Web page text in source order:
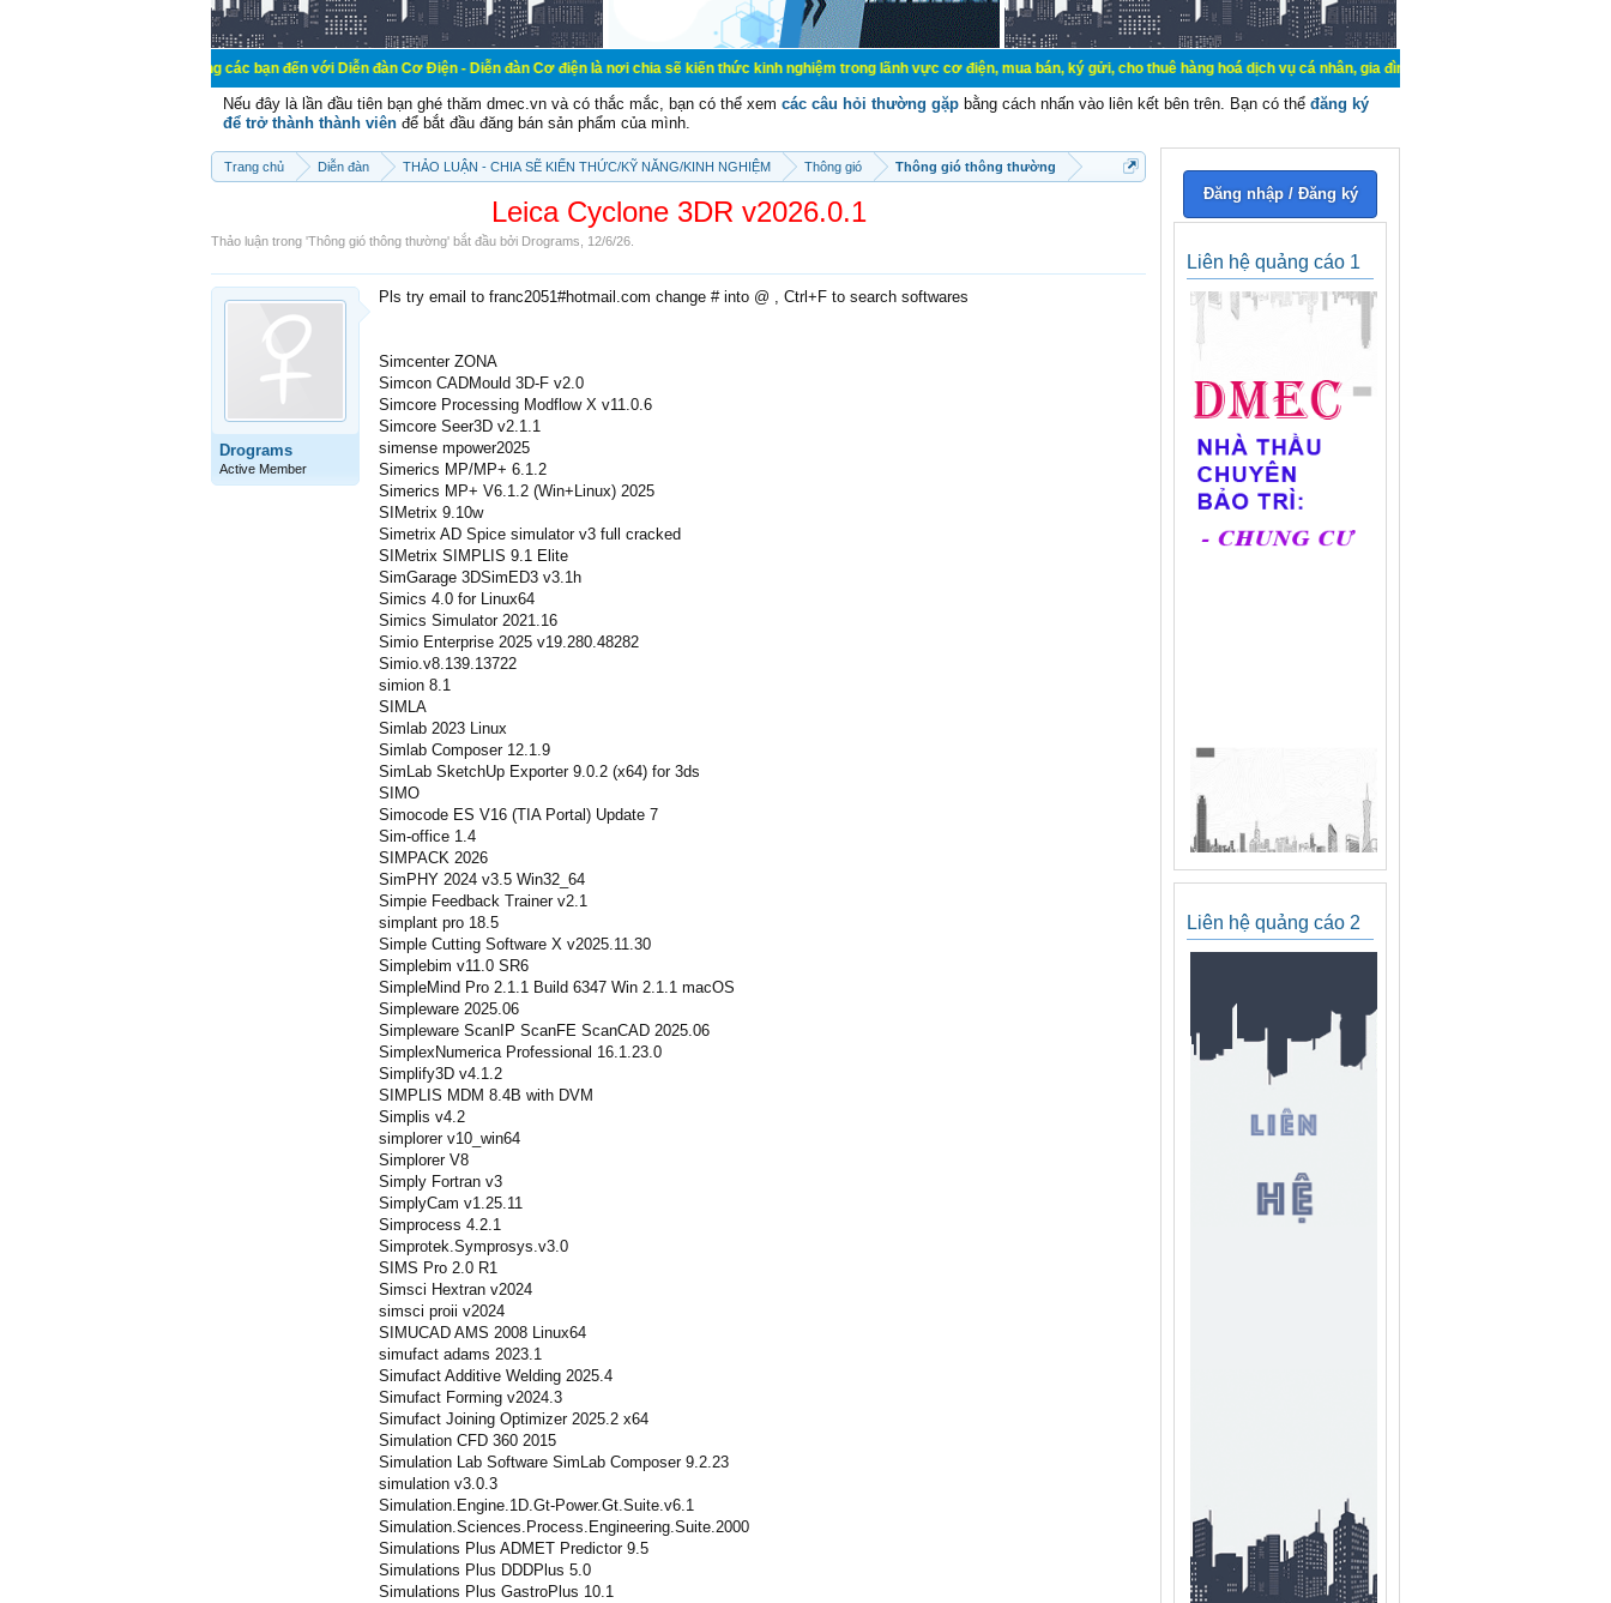
Chào mừng các bạn đến với Diễn đàn Cơ Điện - Diễn đàn Cơ điện là nơi chia sẽ kiến thức kinh nghiệm trong lãnh vực cơ điện, mua bán, ký gửi, cho thuê hàng hoá dịch vụ cá nhân, gia đình. Mua bán, ký gửi, cho thuê thiết bị hệ
Nếu đây là lần đầu tiên bạn ghé thăm dmec.vn và có thắc mắc, bạn có thể xem các câu hỏi thường gặp bằng cách nhấn vào liên kết bên trên. Bạn có thể đăng ký
để trở thành thành viên để bắt đầu đăng bán sản phẩm của mình.
Trang chủ Diễn đàn THẢO LUẬN - CHIA SẼ KIẾN THỨC/KỸ NĂNG/KINH NGHIỆM Thông gió Thông gió thông thường
Leica Cyclone 3DR v2026.0.1
Thảo luận trong 'Thông gió thông thường' bắt đầu bởi Drograms 12/6/26
Drograms
Active Member
Pls try email to franc2051#hotmail.com change # into @ , Ctrl+F to search softwares
Simcenter ZONA
Simcon CADMould 3D-F v2.0
Simcore Processing Modflow X v11.0.6
Simcore Seer3D v2.1.1
simense mpower2025
Simerics MP/MP+ 6.1.2
Simerics MP+ V6.1.2 (Win+Linux) 2025
SIMetrix 9.10w
Simetrix AD Spice simulator v3 full cracked
SIMetrix SIMPLIS 9.1 Elite
SimGarage 3DSimED3 v3.1h
Simics 4.0 for Linux64
Simics Simulator 2021.16
Simio Enterprise 2025 v19.280.48282
Simio.v8.139.13722
simion 8.1
SIMLA
Simlab 2023 Linux
Simlab Composer 12.1.9
SimLab SketchUp Exporter 9.0.2 (x64) for 3ds
SIMO
Simocode ES V16 (TIA Portal) Update 7
Sim-office 1.4
SIMPACK 2026
SimPHY 2024 v3.5 Win32_64
Simpie Feedback Trainer v2.1
simplant pro 18.5
Simple Cutting Software X v2025.11.30
Simplebim v11.0 SR6
SimpleMind Pro 2.1.1 Build 6347 Win 2.1.1 macOS
Simpleware 2025.06
Simpleware ScanIP ScanFE ScanCAD 2025.06
SimplexNumerica Professional 16.1.23.0
Simplify3D v4.1.2
SIMPLIS MDM 8.4B with DVM
Simplis v4.2
simplorer v10_win64
Simplorer V8
Simply Fortran v3
SimplyCam v1.25.11
Simprocess 4.2.1
Simprotek.Symprosys.v3.0
SIMS Pro 2.0 R1
Simsci Hextran v2024
simsci proii v2024
SIMUCAD AMS 2008 Linux64
simufact adams 2023.1
Simufact Additive Welding 2025.4
Simufact Forming v2024.3
Simufact Joining Optimizer 2025.2 x64
Simulation CFD 360 2015
Simulation Lab Software SimLab Composer 9.2.23
simulation v3.0.3
Simulation.Engine.1D.Gt-Power.Gt.Suite.v6.1
Simulation.Sciences.Process.Engineering.Suite.2000
Simulations Plus ADMET Predictor 9.5
Simulations Plus DDDPlus 5.0
Simulations Plus GastroPlus 10.1
Đăng nhập / Đăng ký
Liên hệ quảng cáo 1
Liên hệ quảng cáo 2